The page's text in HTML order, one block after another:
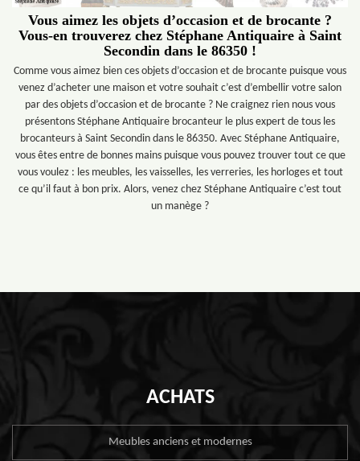
Vous aimez les objets d’occasion et de brocante ?
Vous-en trouverez chez Stéphane Antiquaire à Saint
Secondin dans le 86350 !
Comme vous aimez bien ces objets d’occasion et de brocante puisque vous
venez d’acheter une maison et votre souhait c’est d’embellir votre salon
par des objets d’occasion et de brocante ? Ne craignez rien nous vous
présentons Stéphane Antiquaire brocanteur le plus expert de tous les
brocanteurs à Saint Secondin dans le 86350. Avec Stéphane Antiquaire,
vous êtes entre de bonnes mains puisque vous pouvez trouver tout ce que
vous voulez : les meubles, les vaisselles, les verreries, les horloges et tout
ce qu’il faut à bon prix. Alors, venez chez Stéphane Antiquaire c’est tout
un manège ?
ACHATS
Meubles anciens et modernes